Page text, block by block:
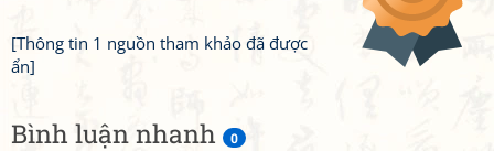
Bình luận nhanh 0
[Thông tin 1 nguồn tham khảo đã được
ẩn]